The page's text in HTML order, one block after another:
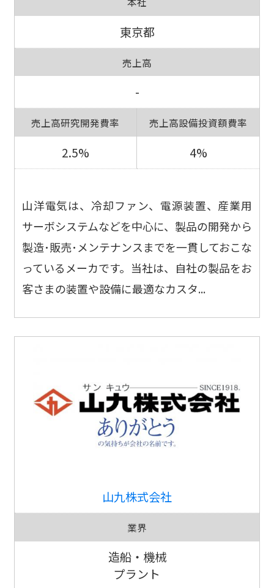
東京都
売上高
-
売上高研究開発費率
2.5%
売上高設備投資額費率
4%
山洋電気は、冷却ファン、電源装置、産業用
サーボシステムなどを中心に、製品の開発から
製造･販売･メンテナンスまでを一貫しておこな
っているメーカです。当社は、自社の製品をお
客さまの装置や設備に最適なカスタ...
山九株式会社
業界
造船・機械
プラント